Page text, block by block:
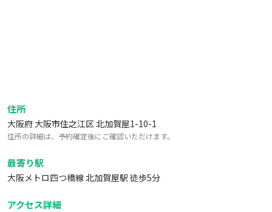
住所
大阪府 大阪市住之江区 北加賀屋1-10-1
住所の詳細は、予約確定後にご確認いただけます。
最寄り駅
大阪メトロ四つ橋線 北加賀屋駅 徒歩5分
アクセス詳細